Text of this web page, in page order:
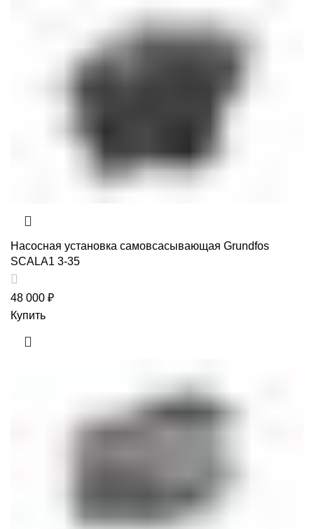
Насосная установка самовсасывающая Grundfos
SCALA1 3-35
48 000 ₽
Купить